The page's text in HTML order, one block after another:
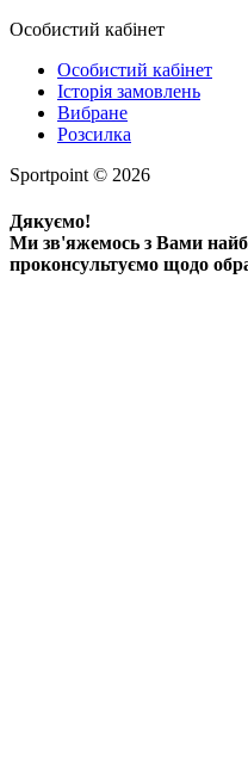
Особистий кабінет
Особистий кабінет
Історія замовлень
Вибране
Розсилка
Sportpoint © 2026
Дякуємо!
Ми зв'яжемось з Вами
проконсультуємо щодо